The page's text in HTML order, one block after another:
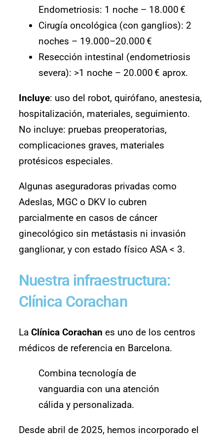
Endometriosis: 1 noche – 18.000 €
Cirugía oncológica (con ganglios): 2
noches – 19.000–20.000 €
Resección intestinal (endometriosis
severa): >1 noche – 20.000 € aprox.
Incluye: uso del robot, quirófano, anestesia,
hospitalización, materiales, seguimiento.
No incluye: pruebas preoperatorias,
complicaciones graves, materiales
protésicos especiales.
Algunas aseguradoras privadas como
Adeslas, MGC o DKV lo cubren
parcialmente en casos de cáncer
ginecológico sin metástasis ni invasión
ganglionar, y con estado físico ASA < 3.
Nuestra infraestructura:
Clínica Corachan
La Clínica Corachan es uno de los centros
médicos de referencia en Barcelona.
Combina tecnología de
vanguardia con una atención
cálida y personalizada.
Desde abril de 2025, hemos incorporado el